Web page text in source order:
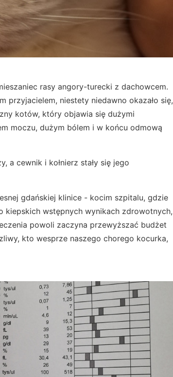
rasy angory-turecki z dachowcem.
przyjacielem, niestety niedawno okazało się,
kotów, który objawia się dużymi
moczu, dużym bólem i w końcu odmową
a cewnik i kołnierz stały się jego
gdańskiej klinice - kocim szpitalu, gdzie
kiepskich wstępnych wynikach zdrowotnych,
powoli zaczyna przewyższać budżet
kto wesprze naszego chorego kocurka,